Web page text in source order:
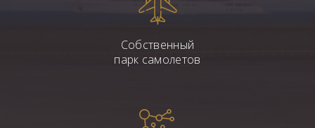
Собственный
парк самолетов